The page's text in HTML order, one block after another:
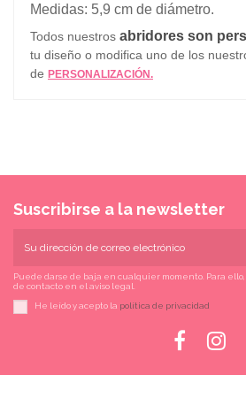
Medidas: 5,9 cm de diámetro.
Todos nuestros abridores son
tu diseño o modifica uno de los
de PERSONALIZACIÓN.
Suscribirse a la newsletter
Puede darse de baja en cualquier momento. Para
de contacto en el aviso legal.
He leído y acepto la política de privacidad